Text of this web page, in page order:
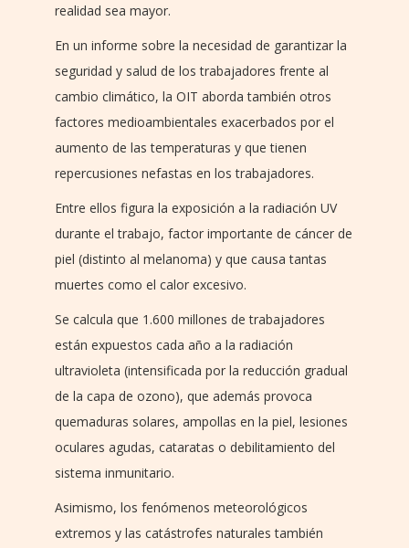
realidad sea mayor.
En un informe sobre la necesidad de garantizar la
seguridad y salud de los trabajadores frente al
cambio climático, la OIT aborda también otros
factores medioambientales exacerbados por el
aumento de las temperaturas y que tienen
repercusiones nefastas en los trabajadores.
Entre ellos figura la exposición a la radiación UV
durante el trabajo, factor importante de cáncer de
piel (distinto al melanoma) y que causa tantas
muertes como el calor excesivo.
Se calcula que 1.600 millones de trabajadores
están expuestos cada año a la radiación
ultravioleta (intensificada por la reducción gradual
de la capa de ozono), que además provoca
quemaduras solares, ampollas en la piel, lesiones
oculares agudas, cataratas o debilitamiento del
sistema inmunitario.
Asimismo, los fenómenos meteorológicos
extremos y las catástrofes naturales también